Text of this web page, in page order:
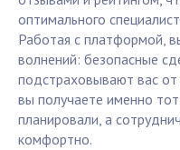
оптимального
Работая с платформой,
волнений: безопасные
подстраховывают вас от
вы получаете именно
планировали, а
комфортно.